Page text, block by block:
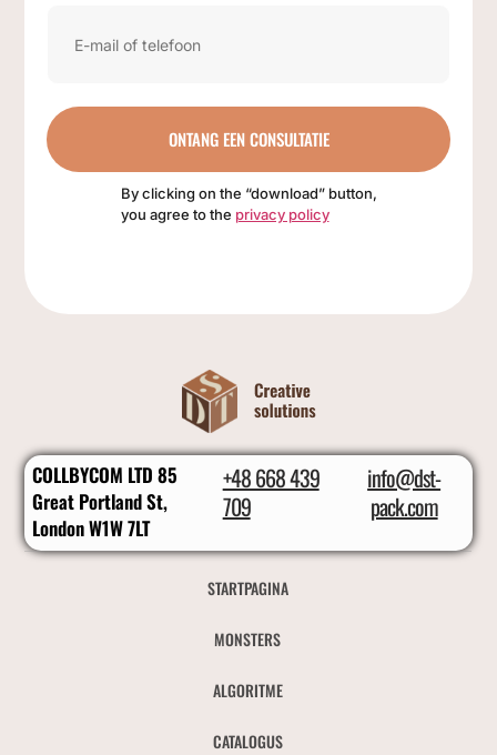
ONTANG EEN CONSULTATIE
By clicking on the “download” button,
you agree to the privacy policy
COLLBYCOM LTD 85
Great Portland St,
London W1W 7LT
+48 668 439
709
info@dst-
pack.com
STARTPAGINA
MONSTERS
ALGORITME
CATALOGUS